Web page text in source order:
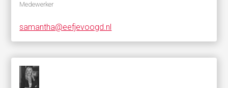
Medewerker
samantha@eefjevoogd.nl